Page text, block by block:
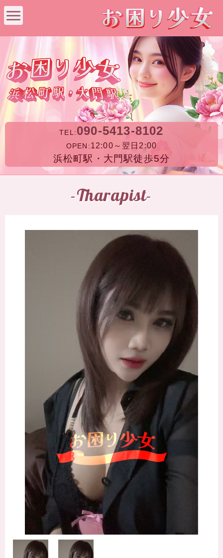
TEL: 090-5413-8102
OPEN: 12:00～翌日2:00
浜松町駅・大門駅徒歩5分
-Tharapist-